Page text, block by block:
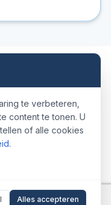
te verbeteren,
content te tonen. U
of alle cookies
.
Alles accepteren